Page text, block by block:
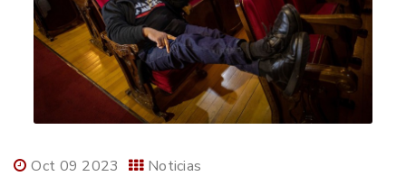
Oct 09 2023 Noticias